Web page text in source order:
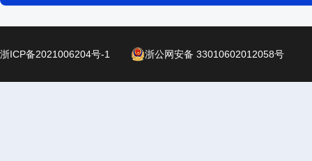
浙ICP备2021006204号-1 浙公网安备 33010602012058号